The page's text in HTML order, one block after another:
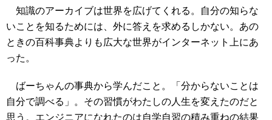
知識のアーカイブは世界を広げてくれる。自分の知らな
いことを知るためには、外に答えを求めるしかない。あの
ときの百科事典よりも広大な世界がインターネット上にあ
った。
ばーちゃんの事典から学んだこと。「分からないことは
自分で調べる」。その習慣がわたしの人生を変えたのだと
思う。エンジニアになれたのは自学自習の積み重ねの結果